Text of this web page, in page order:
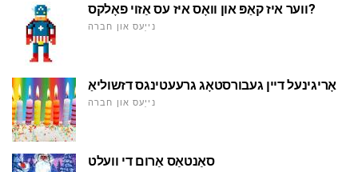
ווער איז קאַפּ און וואָס איז עס אַזוי פאָלקס?
נייַעס און חברה
אָריגינעל דיין געבורסטאָג גרעעטינגס דזשוליאַ
נייַעס און חברה
סאַנטאַס אַרום די וועלט